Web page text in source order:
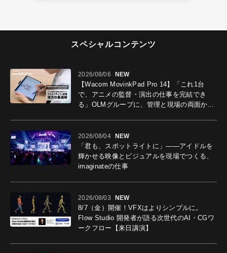
スペシャルコンテンツ
2026/08/06 NEW
【Wacom MovinkPad Pro 14】「これ1台
で、アニメの監督・演出の仕事を完結でき
る」OLMグループに、管理と現場の両面から
2026/08/04 NEW
「君も、スポットライトに」――アイドルを
輝かせる映像とビジュアルを現場でつくる、
imaginateの仕事
2026/08/03 NEW
8/7（金）開催！VFXはよりシンプルに。
Flow Studio 開発者が語る次世代のAI・CGワ
ークフロー【来日講演】